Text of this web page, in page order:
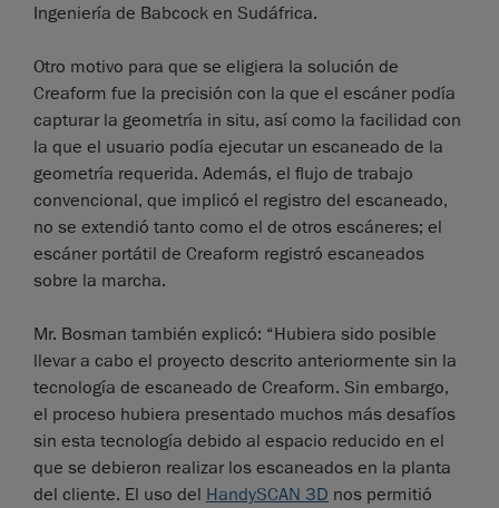
Ingeniería de Babcock en Sudáfrica.
Otro motivo para que se eligiera la solución de
Creaform fue la precisión con la que el escáner podía
capturar la geometría in situ, así como la facilidad con
la que el usuario podía ejecutar un escaneado de la
geometría requerida. Además, el flujo de trabajo
convencional, que implicó el registro del escaneado,
no se extendió tanto como el de otros escáneres; el
escáner portátil de Creaform registró escaneados
sobre la marcha.
Mr. Bosman también explicó: “Hubiera sido posible
llevar a cabo el proyecto descrito anteriormente sin la
tecnología de escaneado de Creaform. Sin embargo,
el proceso hubiera presentado muchos más desafíos
sin esta tecnología debido al espacio reducido en el
que se debieron realizar los escaneados en la planta
del cliente. El uso del HandySCAN 3D nos permitió